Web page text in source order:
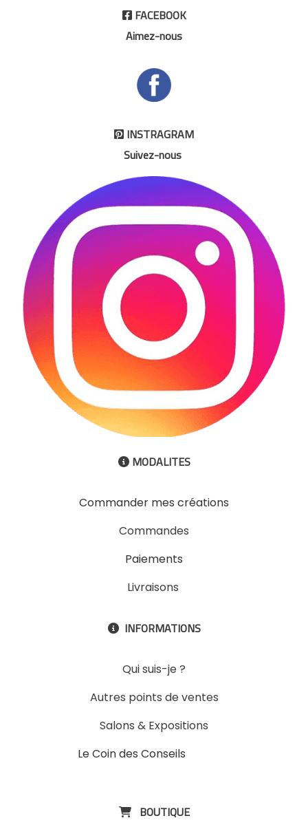
FACEBOOK
Aimez-nous
 INSTRAGRAM
Suivez-nous
 MODALITES
Commander mes créations
Commandes
Paiements
Livraisons
 INFORMATIONS
Qui suis-je ?
Autres points de ventes
Salons & Expositions
Le Coin des Conseils
 BOUTIQUE